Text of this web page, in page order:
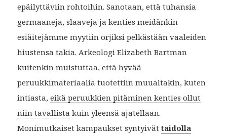
epäilyttäviin rohtoihin. Sanotaan, että tuhansia
germaaneja, slaaveja ja kenties meidänkin
esiäitejämme myytiin orjiksi pelkästään vaaleiden
hiustensa takia. Arkeologi Elizabeth Bartman
kuitenkin muistuttaa, että hyvää
peruukkimateriaalia tuotettiin muualtakin, kuten
intiasta,eikä peruukkien pitäminen kenties ollut
niin tavallista kuin yleensä ajatellaan.
Monimutkaiset kampaukset syntyivät taidolla